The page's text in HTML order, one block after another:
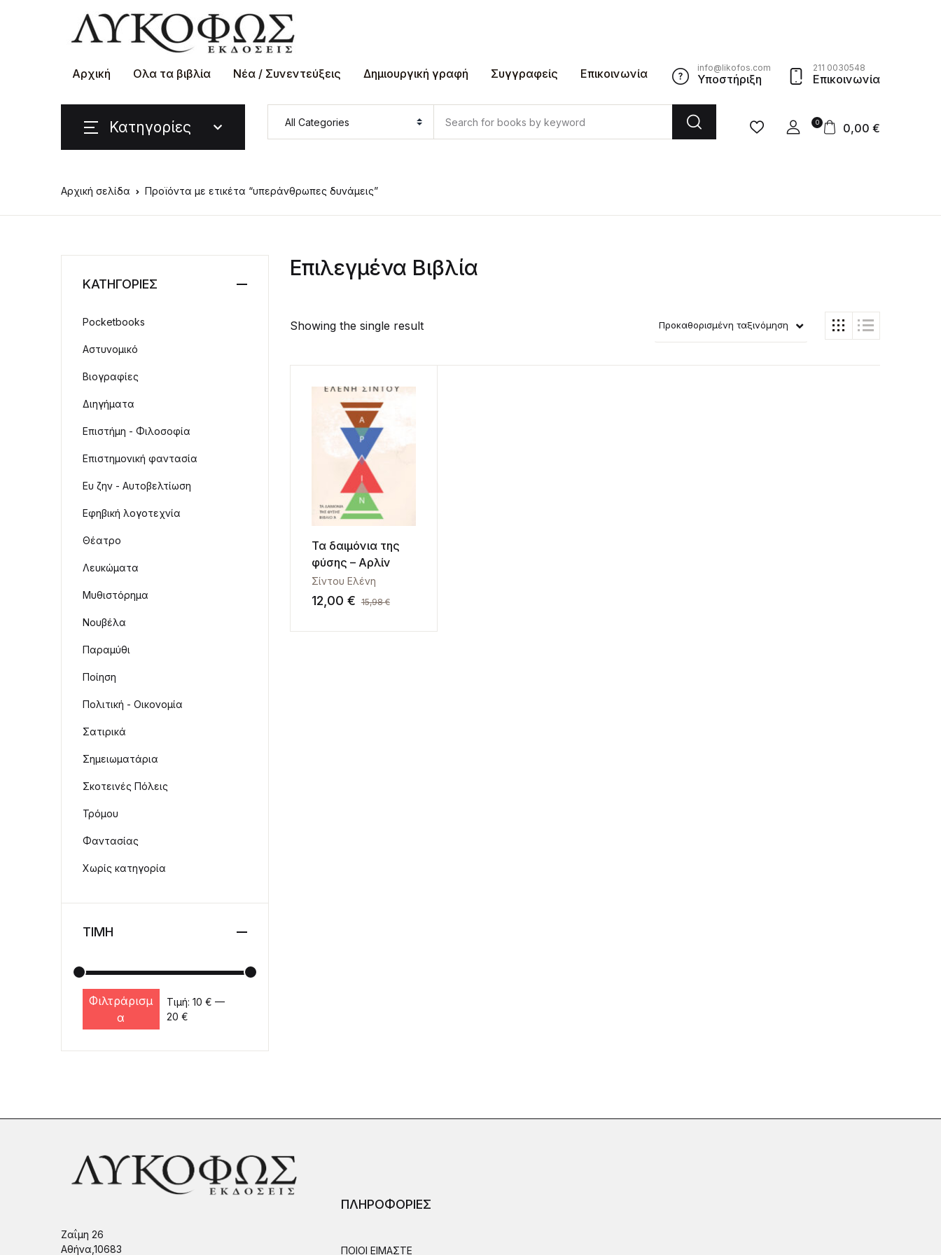
Αρχική Ολα τα βιβλία Νέα / Συνεντεύξεις Δημιουργική γραφή Συγγραφείς Επικοινωνία info@likofos.com
Υποστήριξη
211 0030548
Επικοινωνία
Κατηγορίες 0 0,00 €
Αρχική σελίδα Προϊόντα με ετικέτα “υπεράνθρωπες δυνάμεις”
Επιλεγμένα Βιβλία
Showing the single result Προκαθορισμένη ταξινόμηση
Τα δαιμόνια της
φύσης – Αρλίν
Σίντου Ελένη
12,00 € 15,98€
ΚΑΤΗΓΟΡΙΕΣ
Pocketbooks
Αστυνομικό
Βιογραφίες
Διηγήματα
Επιστήμη - Φιλοσοφία
Επιστημονική φαντασία
Ευ ζην - Αυτοβελτίωση
Εφηβική λογοτεχνία
Θέατρο
Λευκώματα
Μυθιστόρημα
Νουβέλα
Παραμύθι
Ποίηση
Πολιτική - Οικονομία
Σατιρικά
Σημειωματάρια
Σκοτεινές Πόλεις
Τρόμου
Φαντασίας
Χωρίς κατηγορία
ΤΙΜΗ
Ελάχιστη τιμή
Μέγιστη τιμή
Φιλτράρισμ
α
Τιμή: 10 € —
20 €
Ζαΐμη 26
Αθήνα,10683
ΠΛΗΡΟΦΟΡΙΕΣ
ΠΟΙΟΙ ΕΙΜΑΣΤΕ